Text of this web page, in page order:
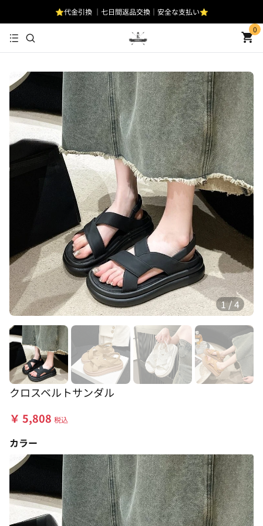
⭐代金引換 ｜七日間返品交換｜安全な支払い⭐
0
1/4
クロスベルトサンダル
￥ 5,808 税込
カラー